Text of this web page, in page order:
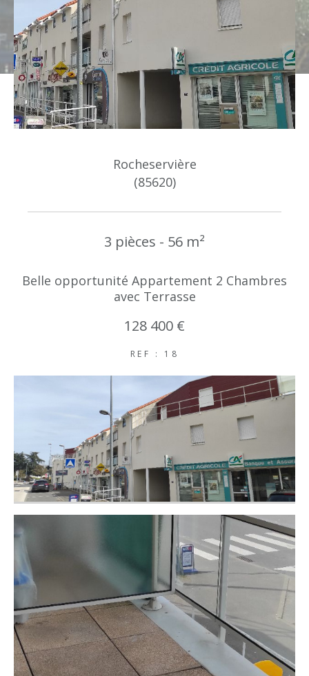
Rocheservière
(85620)
3 pièces - 56 m²
Belle opportunité Appartement 2 Chambres
avec Terrasse
128 400 €
REF : 18
Budget
Budget
Surface
Surface
Pièces
Pièces
AFFINER LES CRITÈRES
FILTRER PAR
COUPS DE COEUR
NOUVEAUTÉS
RECHERCHER